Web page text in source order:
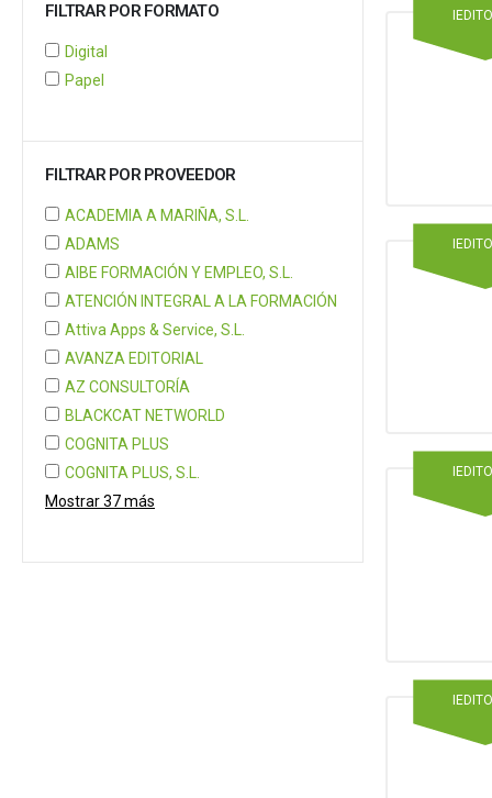
FILTRAR POR FORMATO
Digital
Papel
FILTRAR POR PROVEEDOR
ACADEMIA A MARIÑA, S.L.
ADAMS
AIBE FORMACIÓN Y EMPLEO, S.L.
ATENCIÓN INTEGRAL A LA FORMACIÓN
Attiva Apps & Service, S.L.
AVANZA EDITORIAL
AZ CONSULTORÍA
BLACKCAT NETWORLD
COGNITA PLUS
COGNITA PLUS, S.L.
Mostrar 37 más